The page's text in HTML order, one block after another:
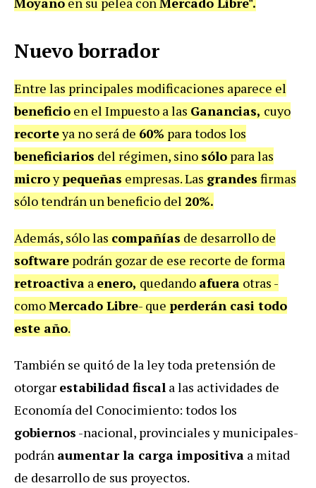
Nuevo borrador
Entre las principales modificaciones aparece el
beneficio en el Impuesto a las Ganancias, cuyo
recorteya no será de 60% para todos los
beneficiarios del régimen, sino sólo para las
microypequeñas empresas. Las grandes firmas
sólo tendrán un beneficio del 20%.
Además, sólo las compañías de desarrollo de
software podrán gozar de ese recorte de forma
retroactiva a enero, quedando afuera otras -
comoMercado Libre- que perderán casi todo
este año.
También se quitó de la ley toda pretensión de
otorgar estabilidad fiscal a las actividades de
Economía del Conocimiento: todos los
gobiernos -nacional, provinciales y municipales-
podrán aumentar la carga impositiva a mitad
de desarrollo de sus proyectos.